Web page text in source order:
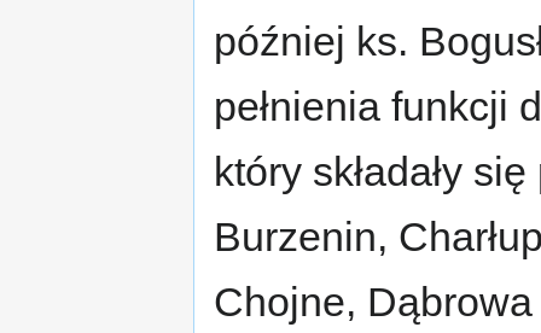
później ks.
pełnienia funkcji
który składały
Burzenin,
Chojne,